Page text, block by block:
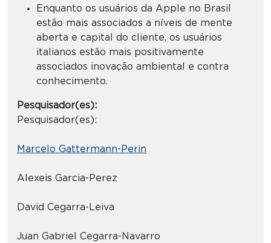
Enquanto os usuários da Apple no Brasil
estão mais associados a níveis de mente
aberta e capital do cliente, os usuários
italianos estão mais positivamente
associados inovação ambiental e contra
conhecimento.
Pesquisador(es):
Pesquisador(es):
Marcelo Gattermann-Perin
Alexeis Garcia-Perez
David Cegarra-Leiva
Juan Gabriel Cegarra-Navarro